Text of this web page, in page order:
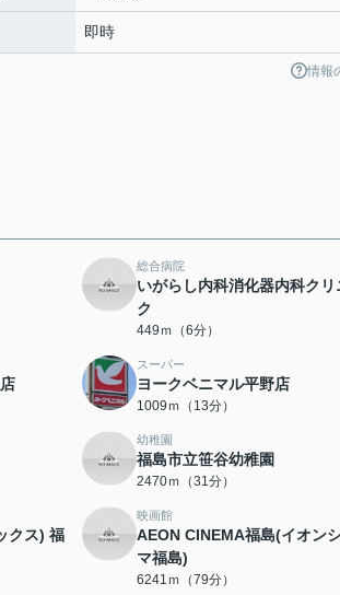
即時
情報
総合病院
いがらし内科消化器内科クリ
ク
449ｍ（6分）
スーパー
ヨークベニマル平野店
1009ｍ（13分）
幼稚園
福島市立笹谷幼稚園
2470ｍ（31分）
クス) 福
映画館
AEON CINEMA福島(イオン
マ福島)
6241ｍ（79分）